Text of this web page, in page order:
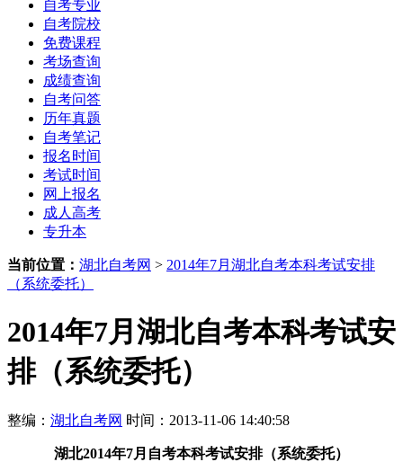
自考专业
自考院校
免费课程
考场查询
成绩查询
自考问答
历年真题
自考笔记
报名时间
考试时间
网上报名
成人高考
专升本
当前位置： 湖北自考网 > 2014年7月湖北自考本科考试安排
（系统委托）
2014年7月湖北自考本科考试安
排（系统委托）
整编： 湖北自考网 时间：2013-11-06 14:40:58
湖北2014年7月自考本科考试安排（系统委托）